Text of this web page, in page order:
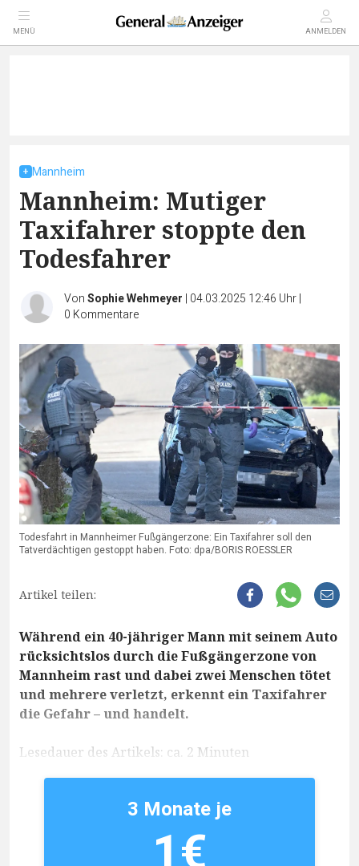
MENÜ ANMELDEN
Mannheim
Mannheim: Mutiger
Taxifahrer stoppte den
Todesfahrer
VonSophie Wehmeyer | 04.03.2025 12:46 Uhr|
0 Kommentare
Todesfahrt in Mannheimer Fußgängerzone: Ein Taxifahrer soll den
Tatverdächtigen gestoppt haben. Foto: dpa/BORIS ROESSLER
Artikel teilen:
Während ein 40-jähriger Mann mit seinem Auto
rücksichtslos durch die Fußgängerzone von
Mannheim rast und dabei zwei Menschen tötet
und mehrere verletzt, erkennt ein Taxifahrer
die Gefahr – und handelt.
Lesedauer des Artikels: ca. 2 Minuten
3 Monate je